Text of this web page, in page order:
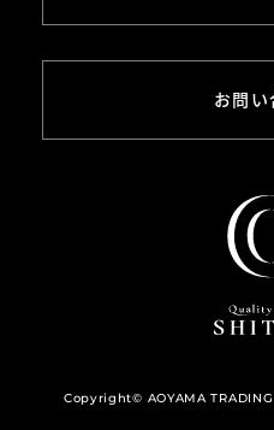
お問い
Copyright© AOYAMA